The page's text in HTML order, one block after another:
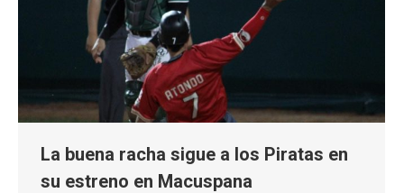
La buena racha sigue a los Piratas en
su estreno en Macuspana